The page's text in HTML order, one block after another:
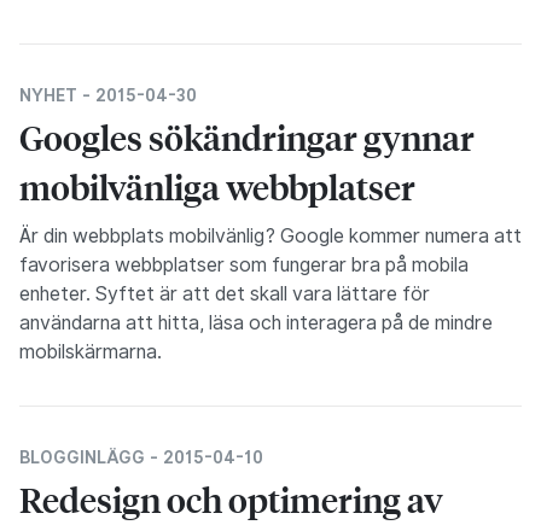
NYHET - 2015-04-30
Googles sökändringar gynnar
mobilvänliga webbplatser
Är din webbplats mobilvänlig? Google kommer numera att
favorisera webbplatser som fungerar bra på mobila
enheter. Syftet är att det skall vara lättare för
användarna att hitta, läsa och interagera på de mindre
mobilskärmarna.
BLOGGINLÄGG - 2015-04-10
Redesign och optimering av